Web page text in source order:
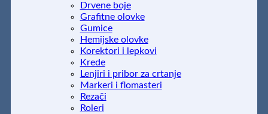
Drvene boje
Grafitne olovke
Gumice
Hemijske olovke
Korektori i lepkovi
Krede
Lenjiri i pribor za crtanje
Markeri i flomasteri
Rezači
Roleri